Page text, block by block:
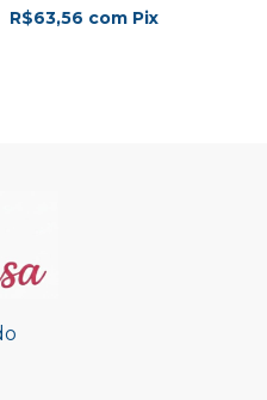
R$63,56 com Pix